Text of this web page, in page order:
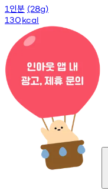
1 인분 (28g)
130kcal